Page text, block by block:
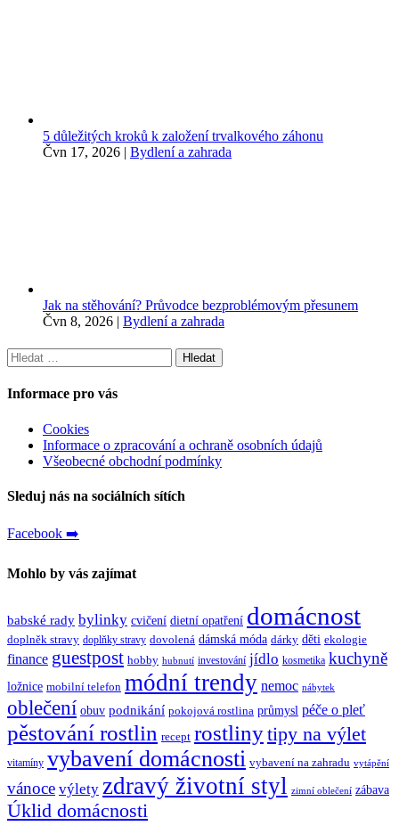
5 důležitých kroků k založení trvalkového záhonu
Čvn 17, 2026 | Bydlení a zahrada
Jak na stěhování? Průvodce bezproblémovým přesunem
Čvn 8, 2026 | Bydlení a zahrada
Vyhledávání
Informace pro vás
Cookies
Informace o zpracování a ochraně osobních údajů
Všeobecné obchodní podmínky
Sleduj nás na sociálních sítích
Facebook ➡️
Mohlo by vás zajímat
babské rady bylinky cvičení dietní opatření domácnost
doplněk stravy doplňky stravy dovolená dámská móda dárky děti ekologie
finance guestpost hobby hubnutí investování jídlo kosmetika kuchyně
ložnice mobilní telefon módní trendy nemoc nábytek
oblečení obuv podnikání pokojová rostlina průmysl péče o pleť
pěstování rostlin recept rostlinytipy na výlet
vitamíny vybavení domácnosti vybavení na zahradu vytápění
vánoce výlety zdravý životní styl zimní oblečení zábava
Úklid domácnosti